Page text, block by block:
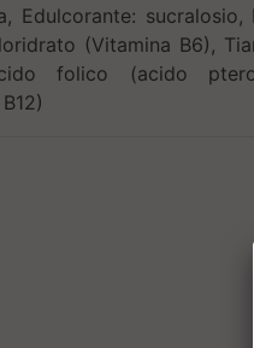
Edulcorante:
(Vitamina B6),
folico (acido